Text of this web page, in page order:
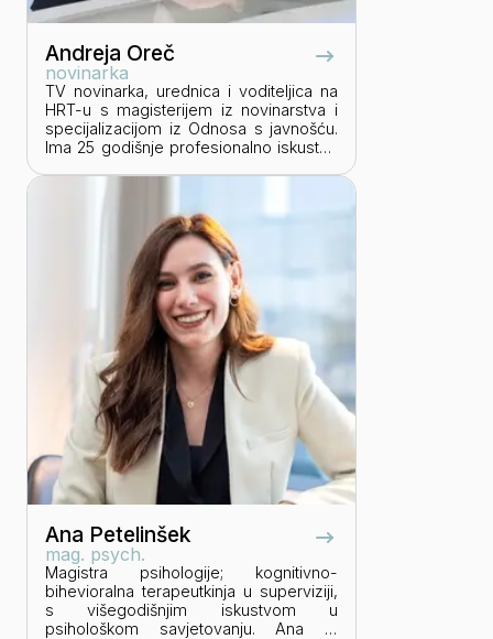
Andreja Oreč
novinarka
TV novinarka, urednica i voditeljica na
HRT-u s magisterijem iz novinarstva i
specijalizacijom iz Odnosa s javnošću.
Ima 25 godišnje profesionalno iskustvo
posebnih projekata od javnog interesa.
Ponosna na svoj profesionalni put,
mrežu kontakata i bogato znanje koje s
veseljem dijeli s onima koji žele čuti
njezinu, ili pak otkriti i ispričati svoju
Ana Petelinšek
mag. psych.
Magistra psihologije; kognitivno-
bihevioralna terapeutkinja u superviziji,
s višegodišnjim iskustvom u
psihološkom savjetovanju. Ana je